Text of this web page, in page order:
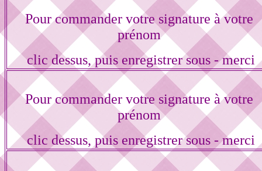
Pour commander votre signature à votre
prénom
clic dessus, puis enregistrer sous - merci
Pour commander votre signature à votre
prénom
clic dessus, puis enregistrer sous - merci